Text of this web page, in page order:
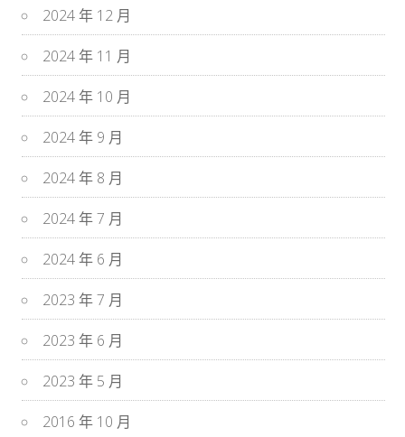
2024 年 12 月
2024 年 11 月
2024 年 10 月
2024 年 9 月
2024 年 8 月
2024 年 7 月
2024 年 6 月
2023 年 7 月
2023 年 6 月
2023 年 5 月
2016 年 10 月